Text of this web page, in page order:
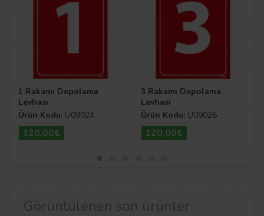
1 Rakamı Depolama
Levhası
Ürün Kodu: U09024
120,00₺
3 Rakamı Depolama
Levhası
Ürün Kodu: U09026
120,00₺
Görüntülenen son ürünler